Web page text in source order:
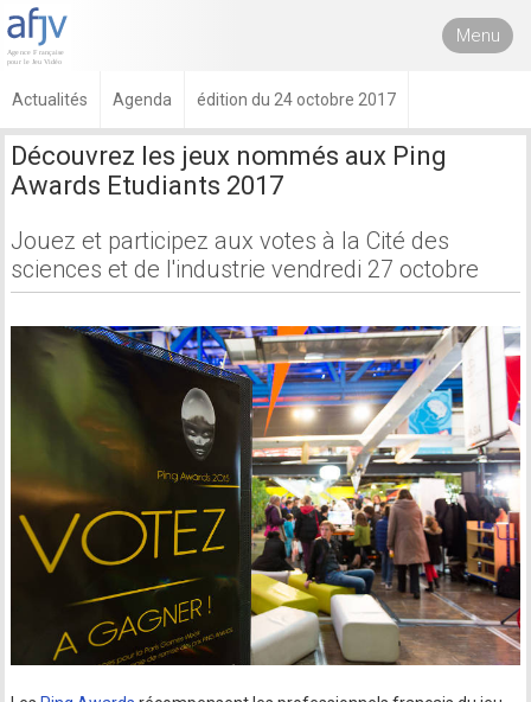
Menu
Actualités Agenda édition du 24 octobre 2017
Découvrez les jeux nommés aux Ping
Awards Etudiants 2017
Jouez et participez aux votes à la Cité des
sciences et de l'industrie vendredi 27 octobre